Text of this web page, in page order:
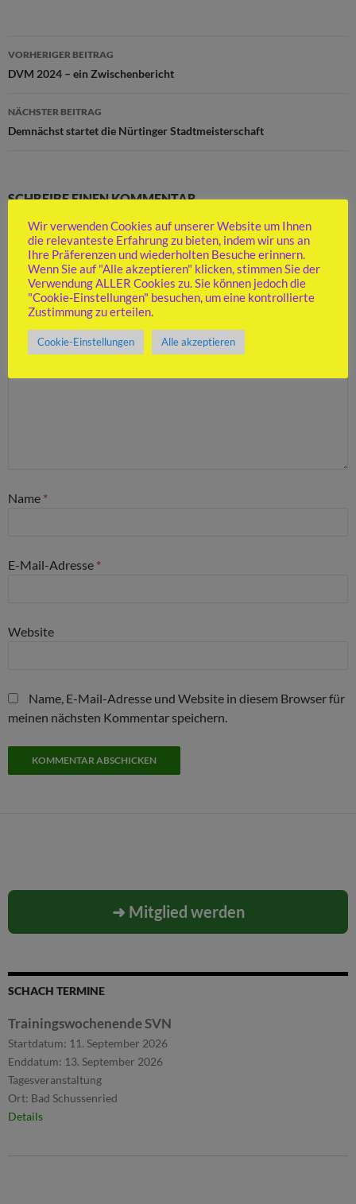
Beitragsnavigation
VORHERIGER BEITRAG
DVM 2024 – ein Zwischenbericht
NÄCHSTER BEITRAG
Demnächst startet die Nürtinger Stadtmeisterschaft
SCHREIBE EINEN KOMMENTAR
Deine E-Mail-Adresse wird nicht veröffentlicht. Erforderliche Felder
sind mit *markiert
Kommentar*
Name *
E-Mail-Adresse *
Website
Name, E-Mail-Adresse und Website in diesem Browser für
meinen nächsten Kommentar speichern.
➜ Mitglied werden
SCHACH TERMINE
Trainingswochenende SVN
Startdatum: 11. September 2026
Enddatum: 13. September 2026
Tagesveranstaltung
Ort: Bad Schussenried
Details
Wir verwenden Cookies auf unserer Website um Ihnen
die relevanteste Erfahrung zu bieten, indem wir uns an
Ihre Präferenzen und wiederholten Besuche erinnern.
Wenn Sie auf "Alle akzeptieren" klicken, stimmen Sie der
Verwendung ALLER Cookies zu. Sie können jedoch die
"Cookie-Einstellungen" besuchen, um eine kontrollierte
Zustimmung zu erteilen.
Cookie-Einstellungen Alle akzeptieren